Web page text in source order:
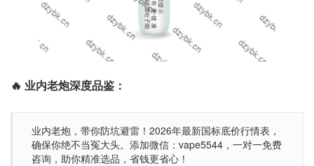
🔥 业内老炮深度品鉴：
业内老炮，带你防坑避雷！2026年最新国标底价行情表，
确保你绝不当冤大头。添加微信：vape5544，一对一免费
咨询，助你精准选品，省钱更省心！